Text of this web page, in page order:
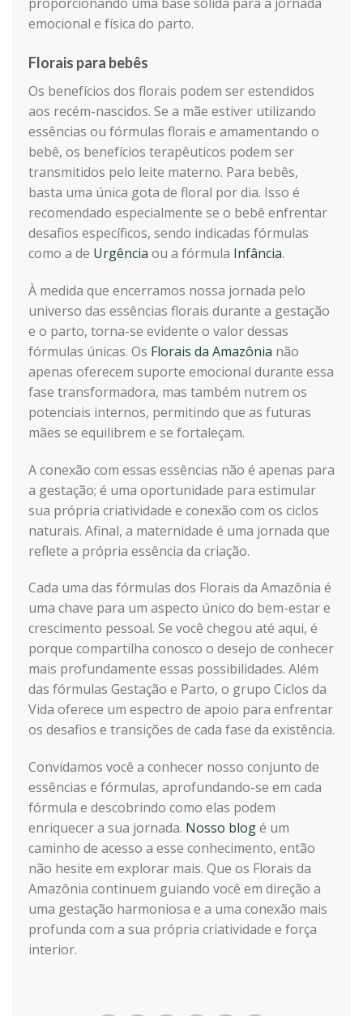
emocional e física do parto.
Florais para bebês
Os benefícios dos florais podem ser estendidos
aos recém-nascidos. Se a mãe estiver utilizando
essências ou fórmulas florais e amamentando o
bebê, os benefícios terapêuticos podem ser
transmitidos pelo leite materno. Para bebês,
basta uma única gota de floral por dia. Isso é
recomendado especialmente se o bebê enfrentar
desafios específicos, sendo indicadas fórmulas
como a de Urgência ou a fórmula Infância.
À medida que encerramos nossa jornada pelo
universo das essências florais durante a gestação
e o parto, torna-se evidente o valor dessas
fórmulas únicas. Os Florais da Amazônia não
apenas oferecem suporte emocional durante essa
fase transformadora, mas também nutrem os
potenciais internos, permitindo que as futuras
mães se equilibrem e se fortaleçam.
A conexão com essas essências não é apenas para
a gestação; é uma oportunidade para estimular
sua própria criatividade e conexão com os ciclos
naturais. Afinal, a maternidade é uma jornada que
reflete a própria essência da criação.
Cada uma das fórmulas dos Florais da Amazônia é
uma chave para um aspecto único do bem-estar e
crescimento pessoal. Se você chegou até aqui, é
porque compartilha conosco o desejo de conhecer
mais profundamente essas possibilidades. Além
das fórmulas Gestação e Parto, o grupo Ciclos da
Vida oferece um espectro de apoio para enfrentar
os desafios e transições de cada fase da existência.
Convidamos você a conhecer nosso conjunto de
essências e fórmulas, aprofundando-se em cada
fórmula e descobrindo como elas podem
enriquecer a sua jornada. Nosso blogé um
caminho de acesso a esse conhecimento, então
não hesite em explorar mais. Que os Florais da
Amazônia continuem guiando você em direção a
uma gestação harmoniosa e a uma conexão mais
profunda com a sua própria criatividade e força
interior.